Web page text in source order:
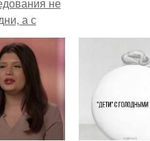
а с
эйчары.